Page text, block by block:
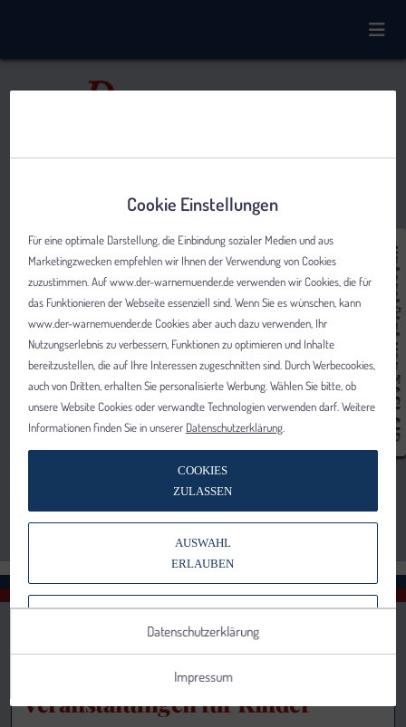
Veranstaltungen für Kinder
Cookie Einstellungen
Für eine optimale Darstellung, die Einbindung sozialer Medien und aus
Marketingzwecken empfehlen wir Ihnen der Verwendung von Cookies
zuzustimmen. Auf www.der-warnemuender.de verwenden wir Cookies, die für
das Funktionieren der Webseite essenziell sind. Wenn Sie es wünschen, kann
www.der-warnemuender.de Cookies aber auch dazu verwenden, Ihr
Nutzungserlebnis zu verbessern, Funktionen zu optimieren und Inhalte
bereitzustellen, die auf Ihre Interessen zugeschnitten sind. Durch Werbecookies,
auch von Dritten, erhalten Sie personalisierte Werbung. Wählen Sie bitte, ob
unsere Website Cookies oder verwandte Technologien verwenden darf. Weitere
Informationen finden Sie in unserer Datenschutzerklärung
COOKIES
ZULASSEN
AUSWAHL
ERLAUBEN
VERWENDEN
Datenschutzerklärung
Impressum